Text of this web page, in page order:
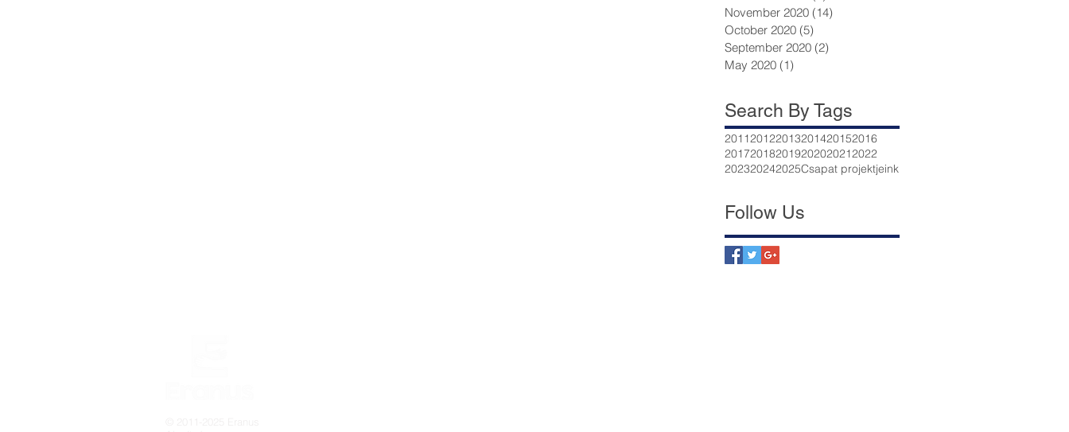
November 2020 (14)
October 2020 (5)
September 2020 (2)
May 2020 (1)
Search By Tags
201120122013201420152016
201720182019202020212022
202320242025Csapat projektjeink
Follow Us